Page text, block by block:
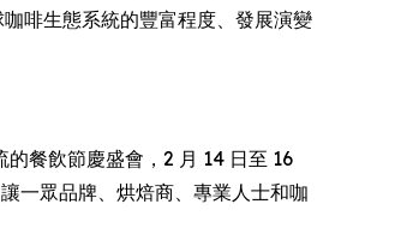
啡生態系統的豐富程度、發展演變
餐飲節慶盛會，2 月 14 日至 16
一眾品牌、烘焙商、專業人士和咖